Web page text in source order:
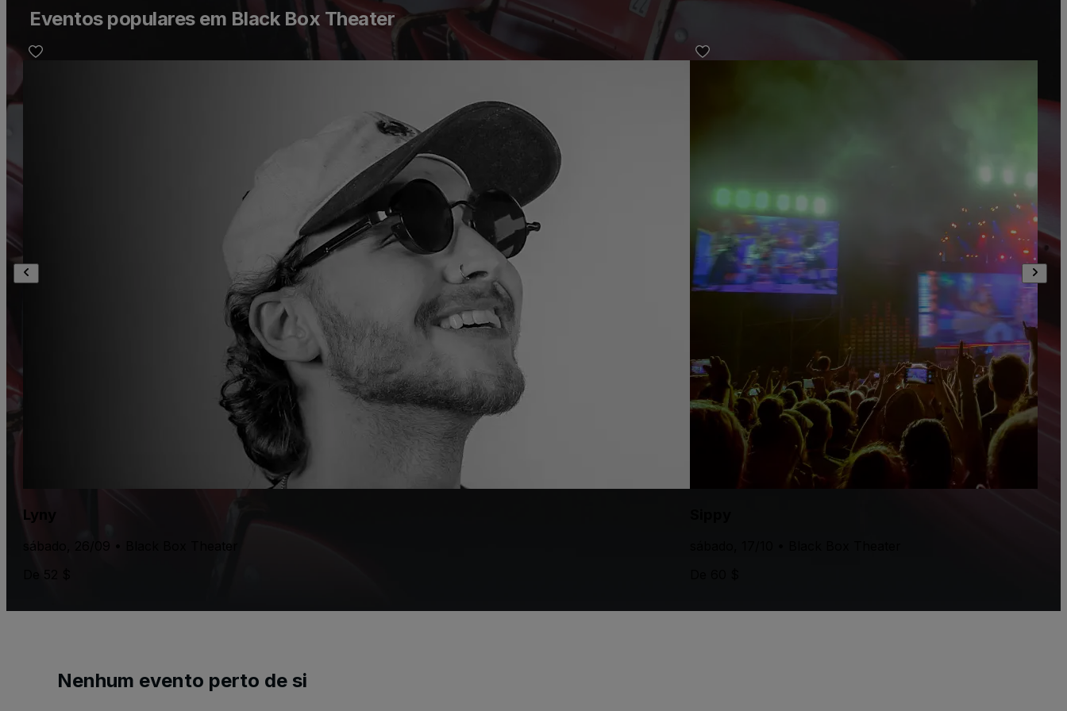
Eventos populares em Black Box Theater
Lyny
sábado, 26/09 • Black Box Theater
Nenhum evento perto de si